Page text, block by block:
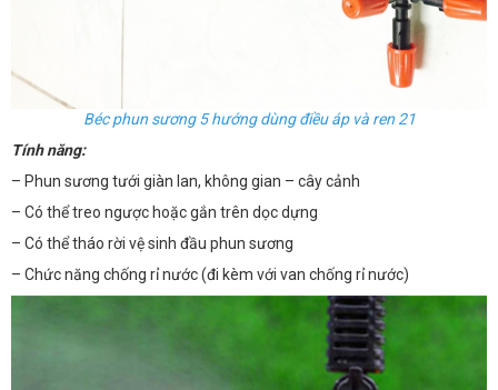
Béc phun sương 5 hướng dùng điều áp và ren 21
Tính năng:
– Phun sương tưới giàn lan, không gian – cây cảnh
– Có thể treo ngược hoặc gắn trên dọc dựng
– Có thể tháo rời vệ sinh đầu phun sương
– Chức năng chống rỉ nước (đi kèm với van chống rỉ nước)